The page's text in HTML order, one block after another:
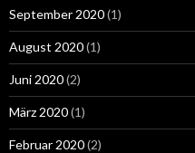
September 2020(1)
August 2020(1)
Juni 2020(2)
März 2020(1)
Februar 2020(2)